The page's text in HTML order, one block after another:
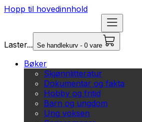
Hopp til hovedinnhold
Laster... Se handlekurv - 0 vare
Bøker
Skjønnlitteratur
Dokumentar og fakta
Hobby og fritid
Barn og ungdom
Ung voksen